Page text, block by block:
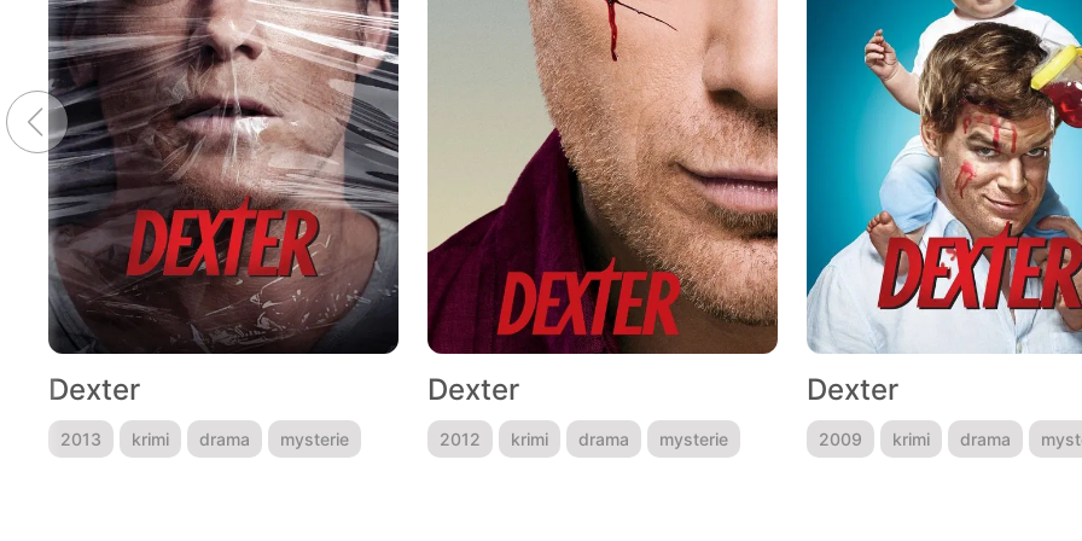
Dexter
2013 krimi drama mysterie
Dexter
2012 krimi drama mysterie
Dexter
2009 krimi drama